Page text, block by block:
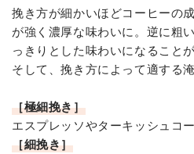
挽き方が細かいほどコーヒーの
が強く濃厚な味わいに。逆に粗
っきりとした味わいになることが
そして、挽き方によって適する
［極細挽き］
エスプレッソやターキッシュコ
［細挽き］